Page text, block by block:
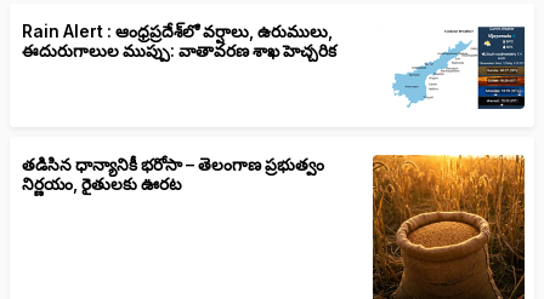
Rain Alert : ఆంధ్రప్రదేశ్‌లో వర్షాలు, ఉరుములు,
ఈదురుగాలుల ముప్పు: వాతావరణ శాఖ హెచ్చరిక
తడిసిన ధాన్యానికీ భరోసా – తెలంగాణ ప్రభుత్వం
నిర్ణయం, రైతులకు ఊరట